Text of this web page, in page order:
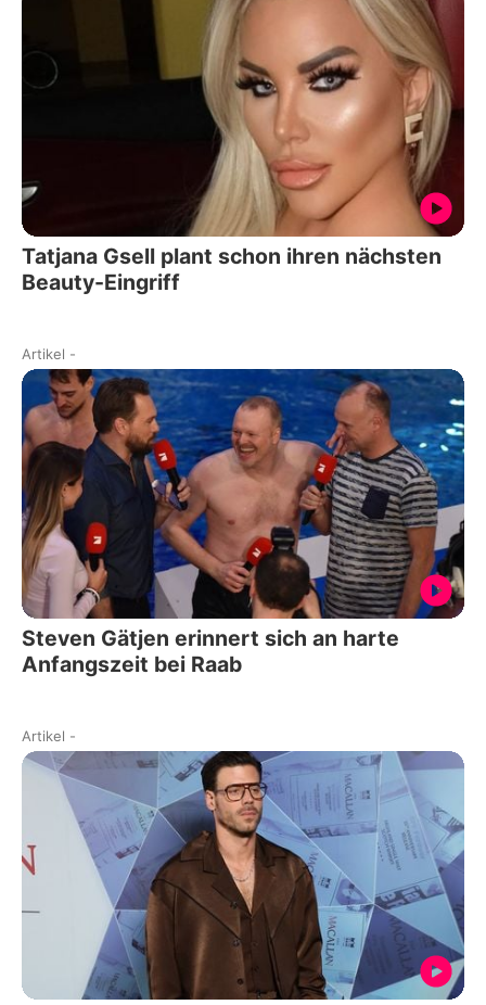
Tatjana Gsell plant schon ihren nächsten
Beauty-Eingriff
Artikel -
Steven Gätjen erinnert sich an harte
Anfangszeit bei Raab
Artikel -